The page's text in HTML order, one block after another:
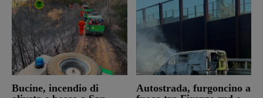
Bucine, incendio di
Autostrada, furgoncino a